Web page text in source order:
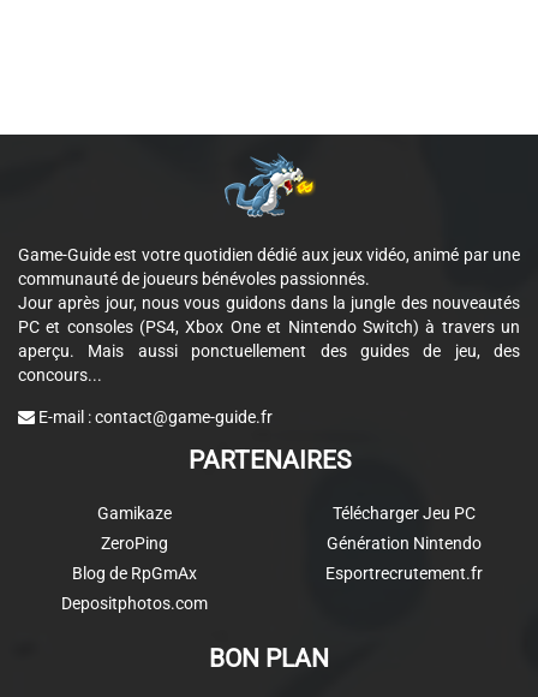
Game-Guide est votre quotidien dédié aux jeux vidéo, animé par une
communauté de joueurs bénévoles passionnés.
Jour après jour, nous vous guidons dans la jungle des nouveautés
PC et consoles (PS4, Xbox One et Nintendo Switch) à travers un
aperçu. Mais aussi ponctuellement des guides de jeu, des
concours...
E-mail :contact@game-guide.fr
PARTENAIRES
Gamikaze
ZeroPing
Blog de RpGmAx
Depositphotos.com
Télécharger Jeu PC
Génération Nintendo
Esportrecrutement.fr
BON PLAN